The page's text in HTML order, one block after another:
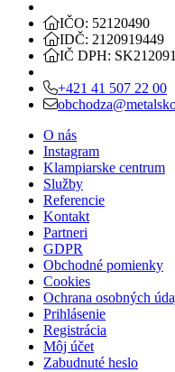
IČO: 52120490
IDČ: 2120919449
IČ DPH:
+421 41 507 22 00
O nás
Instagram
Klampiarske centrum
Služby
Referencie
Kontakt
Partneri
GDPR
Obchodné pomienky
Cookies
Ochrana osobných
Prihlásenie
Registrácia
Môj účet
Zabudnuté heslo